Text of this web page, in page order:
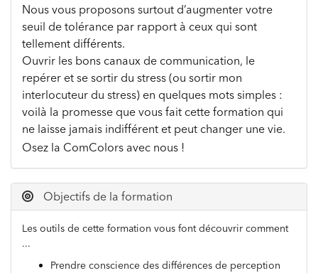
Nous vous proposons surtout d’augmenter votre
seuil de tolérance par rapport à ceux qui sont
tellement différents.
Ouvrir les bons canaux de communication, le
repérer et se sortir du stress (ou sortir mon
interlocuteur du stress) en quelques mots simples :
voilà la promesse que vous fait cette formation qui
ne laisse jamais indifférent et peut changer une vie.
Osez la ComColors avec nous !
Objectifs de la formation
Les outils de cette formation vous font découvrir comment
...
Prendre conscience des différences de perception